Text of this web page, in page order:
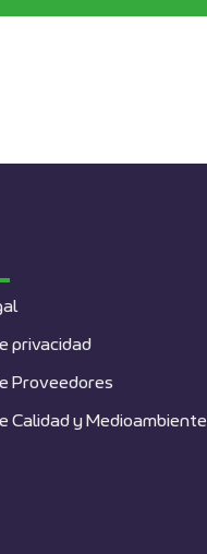
privacidad
Proveedores
Calidad y Medioambiente